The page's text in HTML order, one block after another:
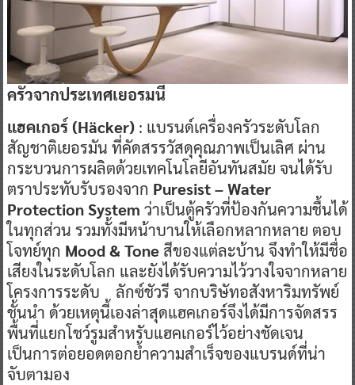
ครัวจากประเทศเยอรมนี
แฮคเกอร์(Häcker): แบรนด์เครื่องครัวระดับโลก
สัญชาติเยอรมัน ที่คัดสรรวัสดุคุณภาพเป็นเลิศ ผ่าน
กระบวนการผลิตด้วยเทคโนโลยีอันทันสมัย จนได้รับ
ตราประทับรับรองจาก Puresist – Water
Protection System ว่าเป็นตู้ครัวที่ป้องกันความชื้นได้
ในทุกส่วน รวมทั้งมีหน้าบานให้เลือกหลากหลาย ตอบ
โจทย์ทุก Mood & Tone สีของแต่ละบ้าน จึงทำให้มีชื่อ
เสียงในระดับโลก และยังได้รับความไว้วางใจจากหลาย
โครงการระดับ ลักซ์ชัวรี จากบริษัทอสังหาริมทรัพย์
ชั้นนำ ด้วยเหตุนี้เองล่าสุดแฮคเกอร์จึงได้มีการจัดสรร
พื้นที่แยกโชว์รูมสำหรับแฮคเกอร์ไว้อย่างชัดเจน
เป็นการต่อยอดตอกย้ำความสำเร็จของแบรนด์ที่น่า
จับตามอง